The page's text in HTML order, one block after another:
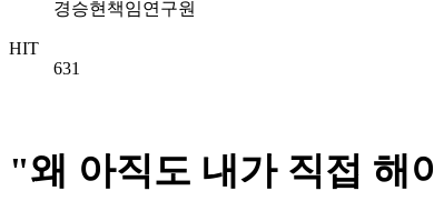
작성자경승현책임연구원
HIT
631
"왜 아직도 내가 직접